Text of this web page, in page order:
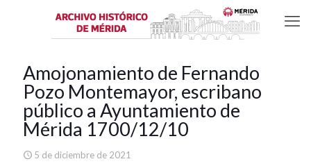
Amojonamiento de Fernando
Pozo Montemayor, escribano
público a Ayuntamiento de
Mérida 1700/12/10
5 de diciembre de 2021